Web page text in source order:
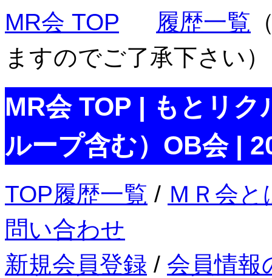
MR会 TOP 履歴一覧
ますのでご了承下さい）
MR会 TOP | もとリ
ループ含む）OB会 |
TOP履歴一覧 / ＭＲ会と
問い合わせ
新規会員登録 / 会員情報